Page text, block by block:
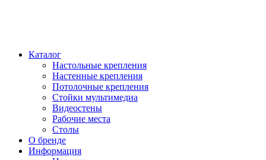
Каталог
Настольные крепления
Настенные крепления
Потолочные крепления
Стойки мультимедиа
Видеостены
Рабочие места
Столы
О бренде
Информация